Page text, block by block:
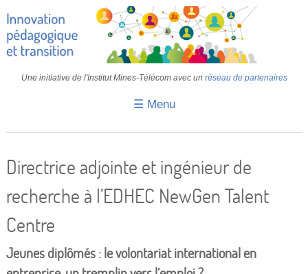
Une initiative de l'Institut Mines-Télécom avec un réseau de partenaires
☰ Menu
Retours d’expériences
IMT
Directrice adjointe et ingénieur de
recherche à l’EDHEC NewGen Talent
Centre
Jeunes diplômés : le volontariat international en